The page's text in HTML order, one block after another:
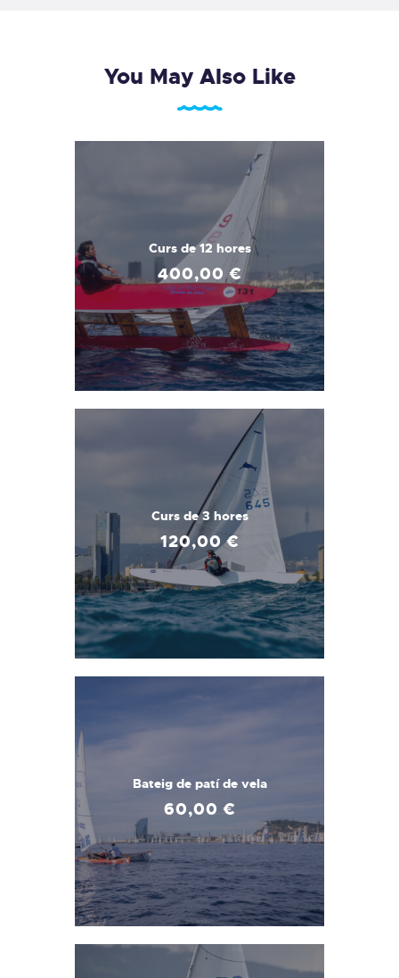
You May Also Like
Curs de 12 hores
400,00 €
Curs de 3 hores
120,00 €
Bateig de patí de vela
60,00 €